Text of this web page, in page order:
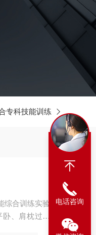
专科技能训练
综合训练实验
、肩枕过伸
电话咨询